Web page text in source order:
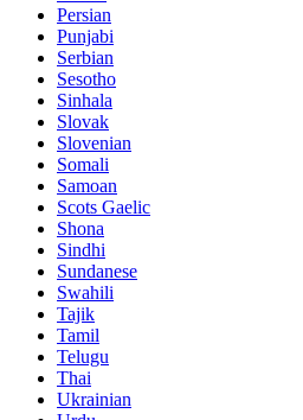
Persian
Punjabi
Serbian
Sesotho
Sinhala
Slovak
Slovenian
Somali
Samoan
Scots Gaelic
Shona
Sindhi
Sundanese
Swahili
Tajik
Tamil
Telugu
Thai
Ukrainian